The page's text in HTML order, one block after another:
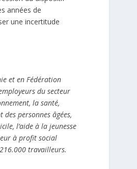
années de
une incertitude
et en Fédération
du secteur
la santé,
des personnes âgées,
l’aide à la jeunesse
à profit social
travailleurs.